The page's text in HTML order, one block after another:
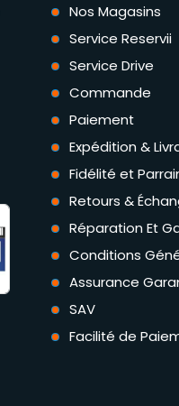
Nos Magasins
Service Reservii
Service Drive
Commande
Paiement
Expédition &
Fidélité et
Retours &
Réparation Et
Conditions
Assurance
SAV
Facilité de